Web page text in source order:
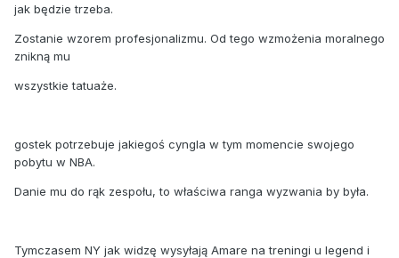
jak będzie trzeba.
Zostanie wzorem profesjonalizmu. Od tego wzmożenia moralnego
znikną mu
wszystkie tatuaże.
gostek potrzebuje jakiegoś cyngla w tym momencie swojego
pobytu w NBA.
Danie mu do rąk zespołu, to właściwa ranga wyzwania by była.
Tymczasem NY jak widzę wysyłają Amare na treningi u legend i